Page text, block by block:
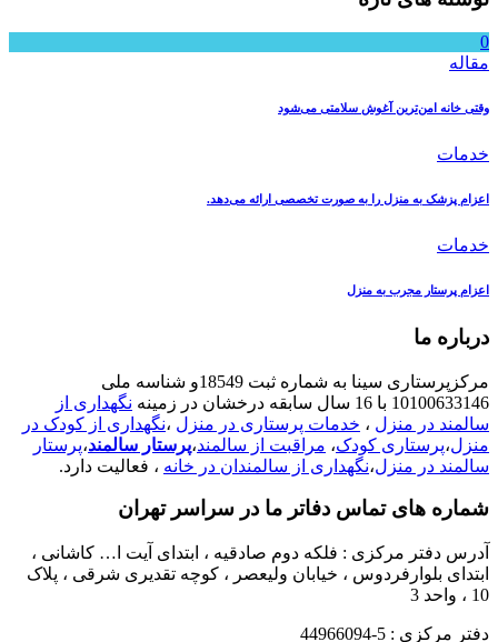
0
مقاله
وقتی خانه امن‌ترین آغوش سلامتی می‌شود
خدمات
اعزام پزشک به منزل را به صورت تخصصی ارائه می‌دهد.
خدمات
اعزام پرستار مجرب به منزل
درباره ما
مرکزپرستاری سینا به شماره ثبت 18549و شناسه ملی
10100633146 با 16 سال سابقه درخشان در زمینه
نگهداری از
سالمند در منزل ، خدمات پرستاری در منزل ،نگهداری از کودک در
منزل،پرستاری کودک، مراقبت از سالمند،پرستار سالمند،پرستار
سالمند در منزل،نگهداری از سالمندان در خانه ، فعالیت دارد.
شماره های تماس دفاتر ما در سراسر تهران
آدرس دفتر مرکزی : فلکه دوم صادقیه ، ابتدای آیت ا… کاشانی ،
ابتدای بلوارفردوس ، خیابان ولیعصر ، کوچه تقدیری شرقی ، پلاک
10 ، واحد 3
دفتر مرکزی : 5-44966094